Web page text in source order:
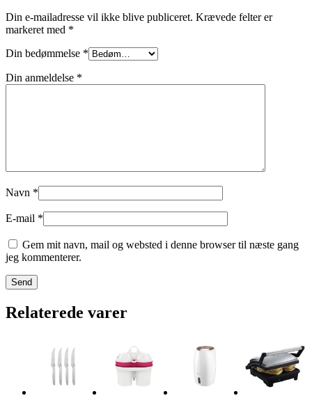
Din e-mailadresse vil ikke blive publiceret. Krævede felter er
markeret med *
Din bedømmelse *
Din anmeldelse *
Navn *
E-mail *
Gem mit navn, mail og websted i denne browser til næste gang
jeg kommenterer.
Relaterede varer